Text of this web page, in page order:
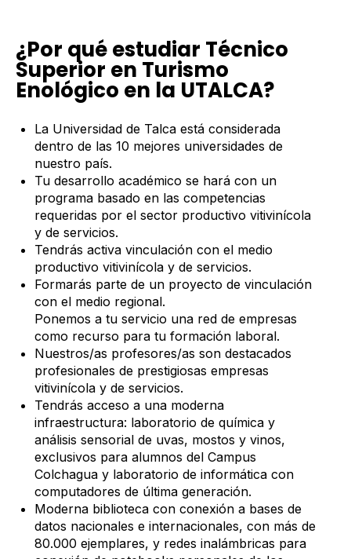
¿Por qué estudiar Técnico
Superior en Turismo
Enológico en la UTALCA?
La Universidad de Talca está considerada
dentro de las 10 mejores universidades de
nuestro país.
Tu desarrollo académico se hará con un
programa basado en las competencias
requeridas por el sector productivo vitivinícola
y de servicios.
Tendrás activa vinculación con el medio
productivo vitivinícola y de servicios.
Formarás parte de un proyecto de vinculación
con el medio regional.
Ponemos a tu servicio una red de empresas
como recurso para tu formación laboral.
Nuestros/as profesores/as son destacados
profesionales de prestigiosas empresas
vitivinícola y de servicios.
Tendrás acceso a una moderna
infraestructura: laboratorio de química y
análisis sensorial de uvas, mostos y vinos,
exclusivos para alumnos del Campus
Colchagua y laboratorio de informática con
computadores de última generación.
Moderna biblioteca con conexión a bases de
datos nacionales e internacionales, con más de
80.000 ejemplares, y redes inalámbricas para